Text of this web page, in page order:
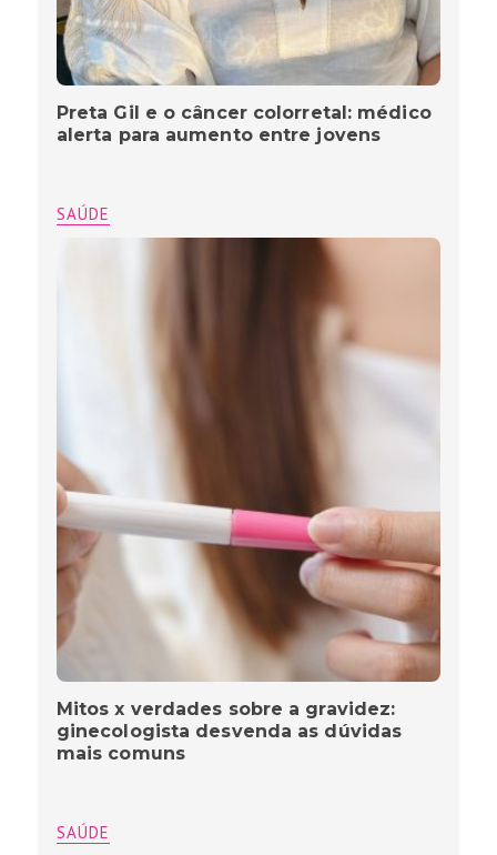
Preta Gil e o câncer colorretal: médico
alerta para aumento entre jovens
SAÚDE
Mitos x verdades sobre a gravidez:
ginecologista desvenda as dúvidas
mais comuns
SAÚDE